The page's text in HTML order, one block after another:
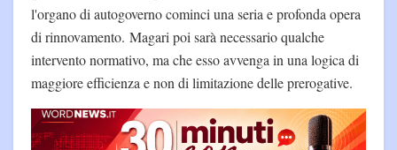
l'organo di autogoverno cominci una seria e profonda opera
di rinnovamento. Magari poi sarà necessario qualche
intervento normativo, ma che esso avvenga in una logica di
maggiore efficienza e non di limitazione delle prerogative.